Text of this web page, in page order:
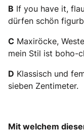
B If you have it,
dürfen schön
C Maxiröcke,
mein Stil ist boho-
D Klassisch und
sieben Zentimeter.
Mit welchem